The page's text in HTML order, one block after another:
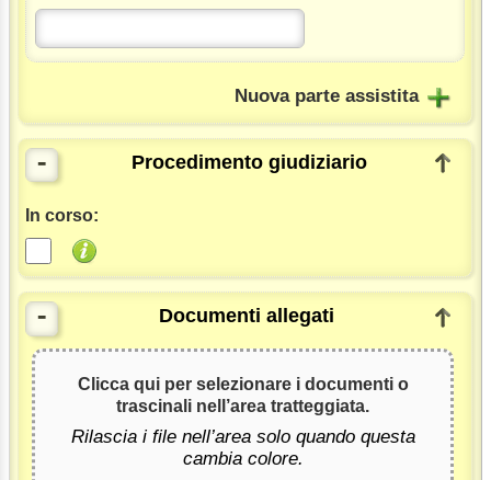
Nuova parte assistita
- Procedimento giudiziario
In corso:
- Documenti allegati
Clicca qui per selezionare i documenti o
trascinali nell’area tratteggiata.
Rilascia i file nell’area solo quando questa
cambia colore.